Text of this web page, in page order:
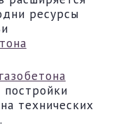
ресурсы
технических